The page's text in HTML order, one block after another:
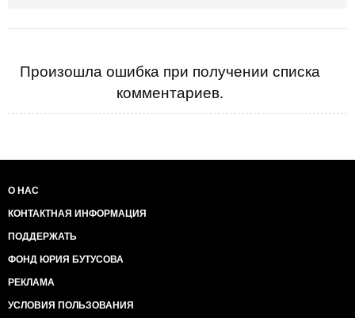
Произошла ошибка при получении списка
комментариев.
О НАС
КОНТАКТНАЯ ИНФОРМАЦИЯ
ПОДДЕРЖАТЬ
ФОНД ЮРИЯ БУТУСОВА
РЕКЛАМА
УСЛОВИЯ ПОЛЬЗОВАНИЯ